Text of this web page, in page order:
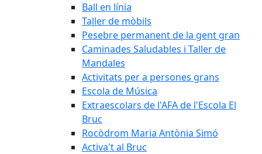
Ball en línia
Taller de mòbils
Pesebre permanent de la gent gran
Caminades Saludables i Taller de
Mandales
Activitats per a persones grans
Escola de Música
Extraescolars de l'AFA de l'Escola El
Bruc
Rocòdrom Maria Antònia Simó
Activa't al Bruc